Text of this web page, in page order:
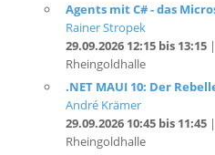
29.09.2026 12:15 bis 13:15|
Rheingoldhalle
.NET MAUI 10: Der
André Krämer
29.09.2026 10:45 bis 11:45|
Rheingoldhalle
Entity Framework Core
Tuning